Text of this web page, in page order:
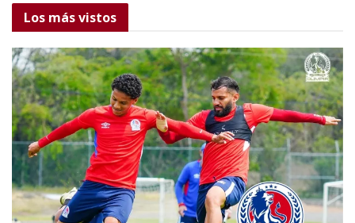
Los más vistos